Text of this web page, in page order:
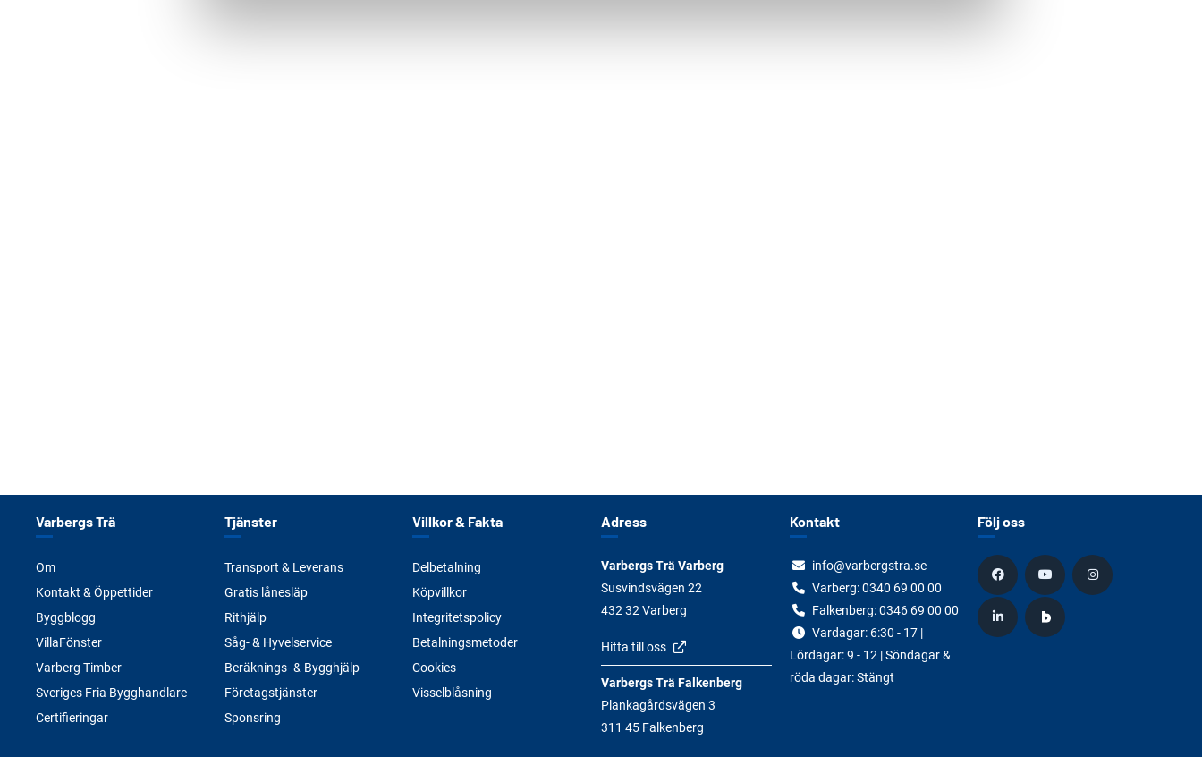
Varbergs Trä
Om
Kontakt & Öppettider
Byggblogg
VillaFönster
Varberg Timber
Sveriges Fria Bygghandlare
Certifieringar
Tjänster
Transport & Leverans
Gratis lånesläp
Rithjälp
Såg- & Hyvelservice
Beräknings- & Bygghjälp
Företagstjänster
Sponsring
Villkor & Fakta
Delbetalning
Köpvillkor
Integritetspolicy
Betalningsmetoder
Cookies
Visselblåsning
Adress
Varbergs Trä Varberg
Susvindsvägen 22
432 32 Varberg
Hitta till oss
Varbergs Trä Falkenberg
Plankagårdsvägen 3
311 45 Falkenberg
Kontakt
info@varbergstra.se
Varberg:0340 69 00 00
Falkenberg:0346 69 00 00
Vardagar: 6:30 - 17 |
Lördagar: 9 - 12 | Söndagar &
röda dagar: Stängt
Följ oss